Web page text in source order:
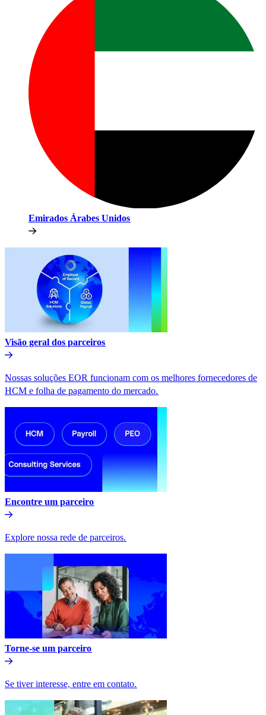
Emirados Árabes Unidos​​
Visão geral dos parceiros​​
Nossas soluções EOR funcionam com os melhores fornecedores de
HCM e folha de pagamento do mercado.​​
Encontre um parceiro​​
Explore nossa rede de parceiros.​​
Torne-se um parceiro​​
Se tiver interesse, entre em contato.​​